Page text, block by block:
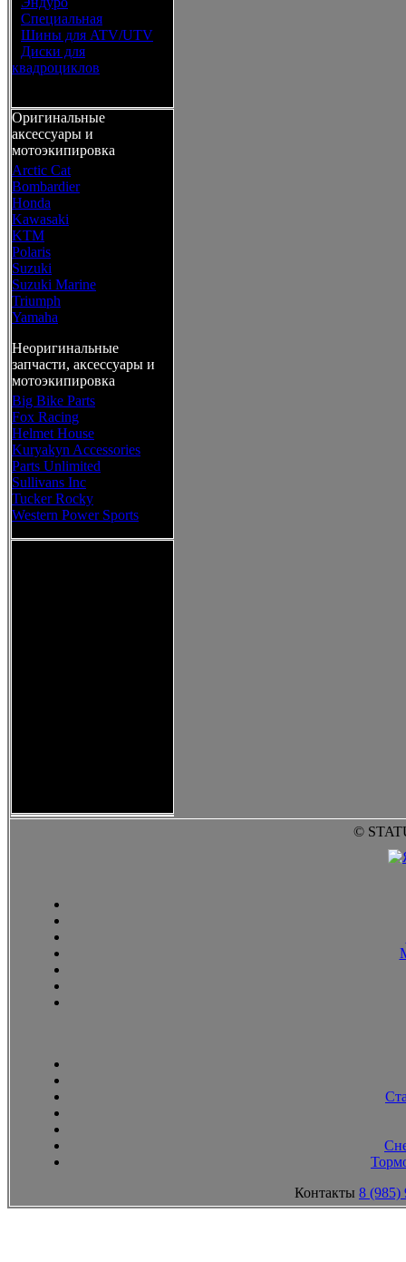
Специальная
Шины для ATV/UTV
Диски для
квадроциклов
Оригинальные
аксессуары и
мотоэкипировка
Arctic Cat
Bombardier
Honda
Kawasaki
KTM
Polaris
Suzuki
Suzuki Marine
Triumph
Yamaha
Неоригинальные
запчасти, аксессуары и
мотоэкипировка
Big Bike Parts
Fox Racing
Helmet House
Kuryakyn Accessories
Parts Unlimited
Sullivans Inc
Tucker Rocky
Western Power Sports
©
Контакты 8 (985)